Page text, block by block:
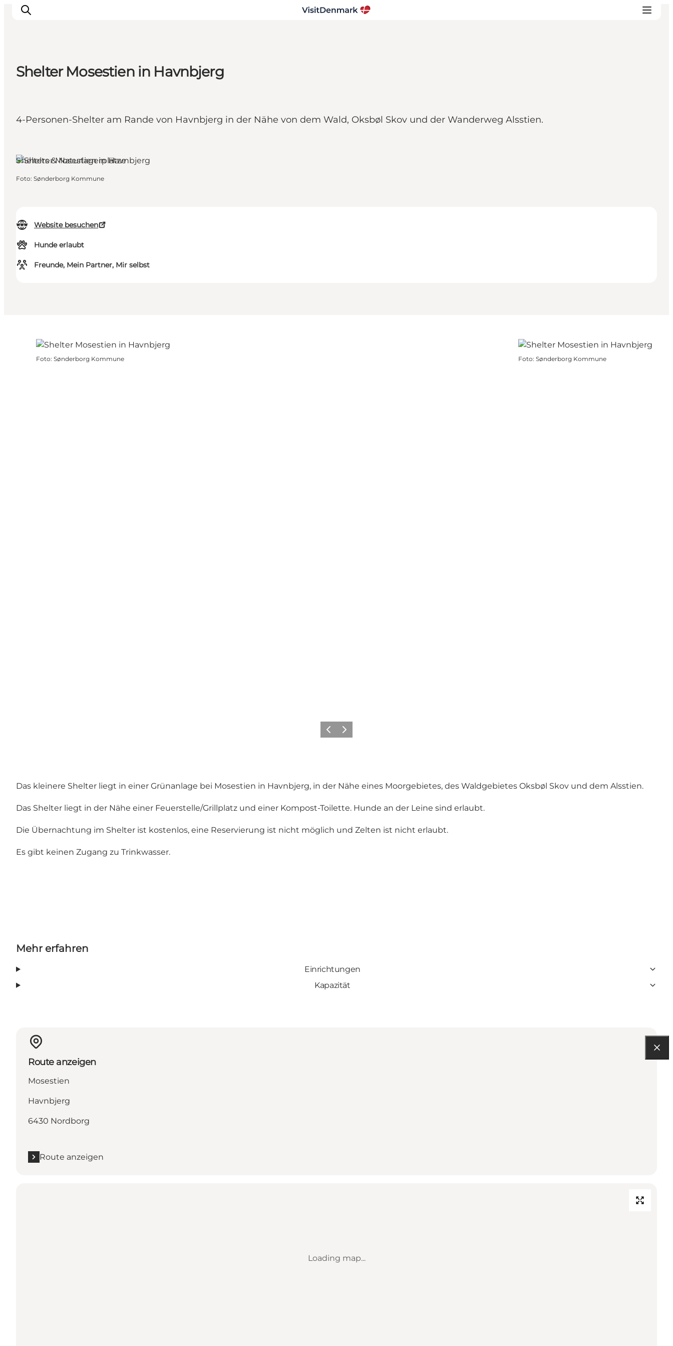
Erlebnisse
Shelter Mosestien in Havnbjerg
4-Personen-Shelter am Rande von Havnbjerg in der Nähe von dem Wald, Oksbøl Skov und der Wanderweg Alsstien.
Website besuchen
Hunde erlaubt
Freunde, Mein Partner, Mir selbst
Shelters & Naturlagerplätze
Foto: Sønderborg Kommune
Foto: Sønderborg Kommune Foto: Sønderborg Kommune
ZurückWeiter
Das kleinere Shelter liegt in einer Grünanlage bei Mosestien in Havnbjerg, in der Nähe eines Moorgebietes, des Waldgebietes Oksbøl Skov und dem Alsstien.
Das Shelter liegt in der Nähe einer Feuerstelle/Grillplatz und einer Kompost-Toilette. Hunde an der Leine sind erlaubt.
Die Übernachtung im Shelter ist kostenlos, eine Reservierung ist nicht möglich und Zelten ist nicht erlaubt.
Es gibt keinen Zugang zu Trinkwasser.
Mehr erfahren
Einrichtungen
Kapazität
Route anzeigen
Mosestien
Havnbjerg
6430 Nordborg
Route anzeigen
Loading map...